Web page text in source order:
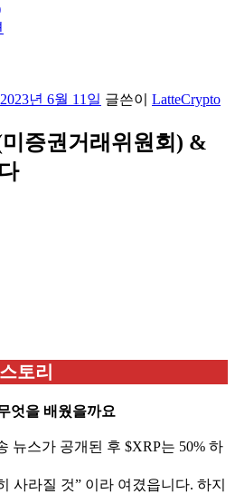
2023년 6월 11일 글쓴이 LatteCrypto
미증권거래위원회) &
토리
엇을 배웠을까요
뉴스가 공개된 후 $XRP는 50% 하
사라질 것” 이라 여겼읍니다. 하지